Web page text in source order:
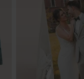
Bouquet de fleurs